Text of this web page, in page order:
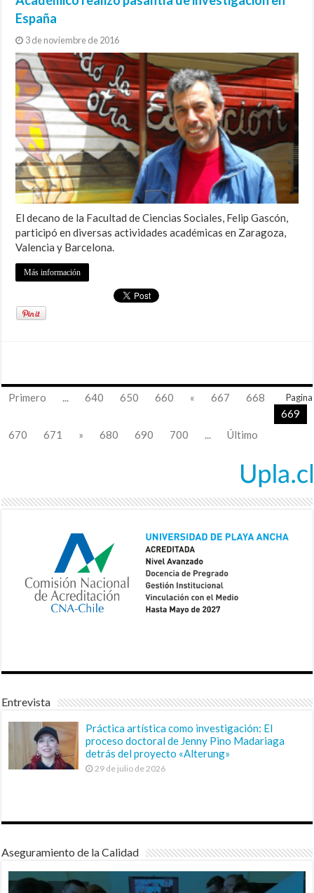
España
3 de noviembre de 2016
El decano de la Facultad de Ciencias Sociales, Felip Gascón,
participó en diversas actividades académicas en Zaragoza,
Valencia y Barcelona.
Más información
Pagina
Primero 640 650 660 « 667
668
669
670
671 » 680 690 700 Último
Entrevista
Práctica artística como investigación: El
proceso doctoral de Jenny Pino Madariaga
detrás del proyecto «Alterung»
29 de julio de 2026
Aseguramiento de la Calidad